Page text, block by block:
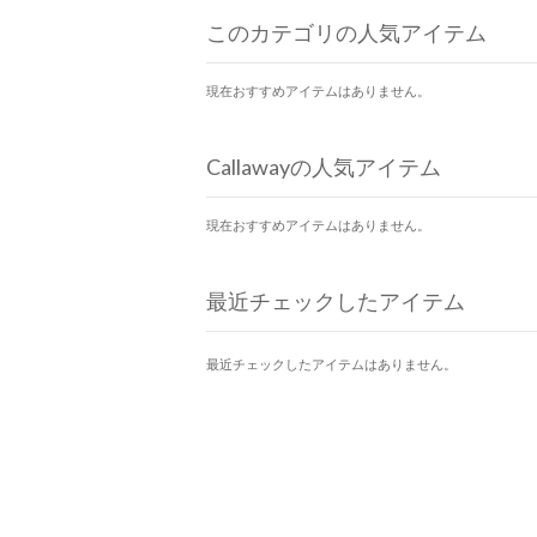
このカテゴリの人気アイテム
現在おすすめアイテムはありません。
Callawayの人気アイテム
現在おすすめアイテムはありません。
最近チェックしたアイテム
最近チェックしたアイテムはありません。